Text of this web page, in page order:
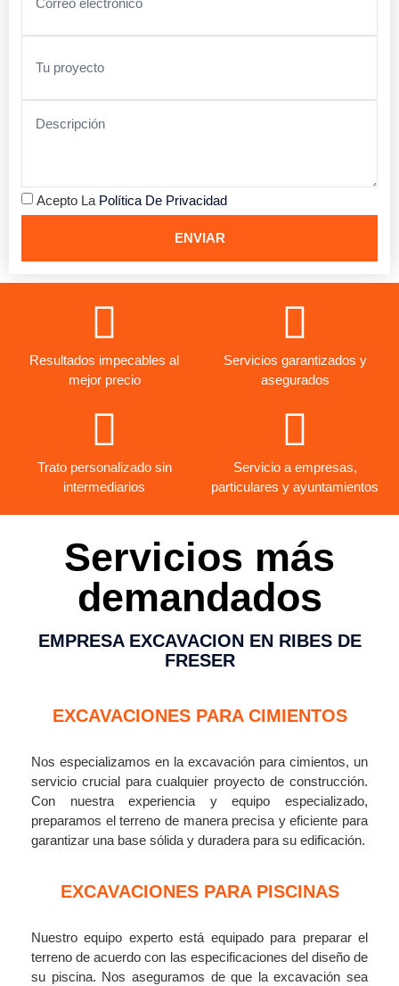
Acepto La Política De Privacidad
ENVIAR
Resultados impecables al
mejor precio
Servicios garantizados y
asegurados
Trato personalizado sin
intermediarios
Servicio a empresas,
particulares y ayuntamientos
Servicios más
demandados
EMPRESA EXCAVACION EN RIBES DE
FRESER
EXCAVACIONES PARA CIMIENTOS
Nos especializamos en la excavación para cimientos, un
servicio crucial para cualquier proyecto de construcción.
Con nuestra experiencia y equipo especializado,
preparamos el terreno de manera precisa y eficiente para
garantizar una base sólida y duradera para su edificación.
EXCAVACIONES PARA PISCINAS
Nuestro equipo experto está equipado para preparar el
terreno de acuerdo con las especificaciones del diseño de
su piscina. Nos aseguramos de que la excavación sea